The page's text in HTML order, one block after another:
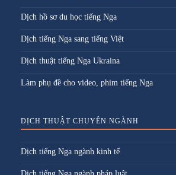
Dịch hồ sơ du học tiếng Nga
Dịch tiếng Nga sang tiếng Việt
Dịch thuật tiếng Nga Ukraina
Làm phụ đề cho video, phim tiếng Nga
DỊCH THUẬT CHUYÊN NGÀNH
Dịch tiếng Nga ngành kinh tế